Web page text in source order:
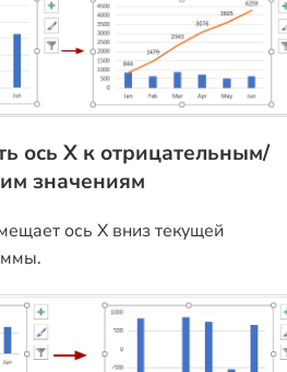
ось X к отрицательным/
значениям
ось X вниз текущей